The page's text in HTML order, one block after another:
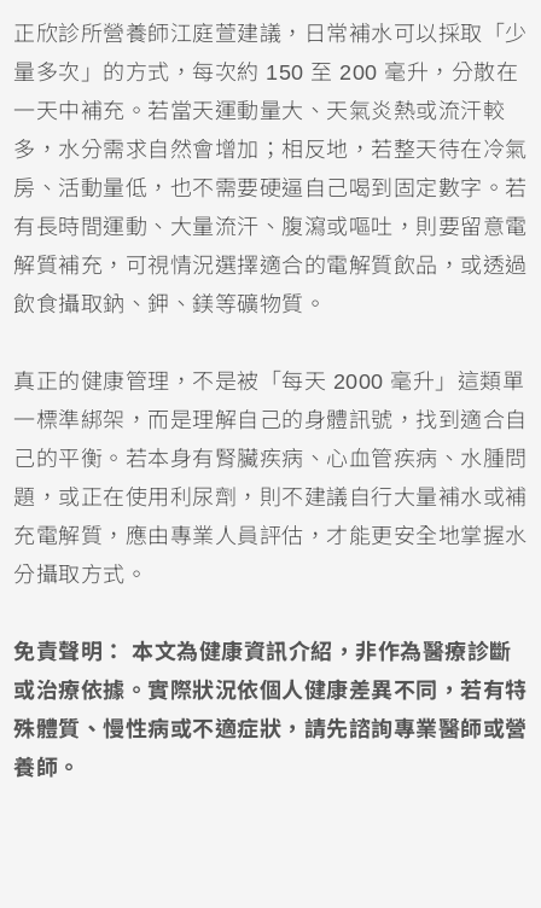
正欣診所營養師江庭萱建議，日常補水可以採取「少
量多次」的方式，每次約 150 至 200 毫升，分散在
一天中補充。若當天運動量大、天氣炎熱或流汗較
多，水分需求自然會增加；相反地，若整天待在冷氣
房、活動量低，也不需要硬逼自己喝到固定數字。若
有長時間運動、大量流汗、腹瀉或嘔吐，則要留意電
解質補充，可視情況選擇適合的電解質飲品，或透過
飲食攝取鈉、鉀、鎂等礦物質。
真正的健康管理，不是被「每天 2000 毫升」這類單
一標準綁架，而是理解自己的身體訊號，找到適合自
己的平衡。若本身有腎臟疾病、心血管疾病、水腫問
題，或正在使用利尿劑，則不建議自行大量補水或補
充電解質，應由專業人員評估，才能更安全地掌握水
分攝取方式。
免責聲明： 本文為健康資訊介紹，非作為醫療診斷
或治療依據。實際狀況依個人健康差異不同，若有特
殊體質、慢性病或不適症狀，請先諮詢專業醫師或營
養師。